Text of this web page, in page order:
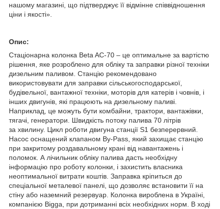
нашому магазині, що підтверджує її відмінне співвідношення
ціни і якості».
Опис:
Стаціонарна колонка Beta AC-70 – це оптимальне за вартістю
рішення, яке розроблено для обліку та заправки різної техніки
дизельним паливом. Станцію рекомендовано
використовувати для заправки сільськогосподарської,
будівельної, вантажної техніки, моторів для катерів і човнів, і
інших двигунів, які працюють на дизельному паливі.
Наприклад, це можуть бути комбайни, трактори, вантажівки,
тягачі, генератори. Швидкість потоку палива 70 літрів
за хвилину. Цикл роботи двигуна станції S1 безперервний.
Насос оснащений клапаном By-Pass, який захищає станцію
при закритому роздавальному крані від навантажень і
поломок. А лічильник обліку палива дасть необхідну
інформацію про роботу колонки, і захистить власника
неоптимальної витрати коштів. Заправка кріпиться до
спеціальної металевої панелі, що дозволяє встановити її на
стіну або наземний резервуар. Колонка вироблена в Україні,
компанією Bigga, при дотриманні всіх необхідних норм. В ході